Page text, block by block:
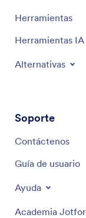
Herramientas
Herramientas IA
Alternativas
Soporte
Contáctenos
Guía de usuario
Ayuda
Academia